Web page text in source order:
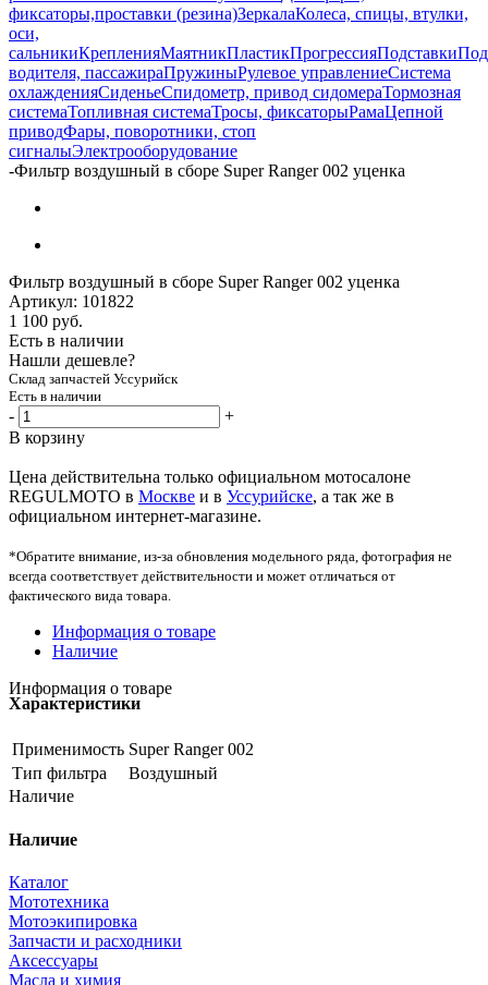
фиксаторы,проставки (резина)ЗеркалаКолеса, спицы, втулки,
оси,
сальникиКрепленияМаятникПластикПрогрессияПодставки
водителя, пассажираПружиныРулевое управлениеСистема
охлажденияСиденьеСпидометр, привод сидомераТормозная
системаТопливная системаТросы, фиксаторыРамаЦепной
приводФары, поворотники, стоп
сигналыЭлектрооборудование
-Фильтр воздушный в сборе Super Ranger 002 уценка
Фильтр воздушный в сборе Super Ranger 002 уценка
Артикул: 101822
1 100 руб.
Есть в наличии
Нашли дешевле?
Склад запчастей Уссурийск
Есть в наличии
-
+
В корзину
Цена действительна только официальном мотосалоне
REGULMOTO в Москве и в Уссурийске, а так же в
официальном интернет-магазине.
*Обратите внимание, из-за обновления модельного ряда, фотография не
всегда соответствует действительности и может отличаться от
фактического вида товара.
Информация о товаре
Наличие
Информация о товаре
Характеристики
Применимость Super Ranger 002
Тип фильтра
Воздушный
Наличие
Наличие
Каталог
Мототехника
Мотоэкипировка
Запчасти и расходники
Аксессуары
Масла и химия